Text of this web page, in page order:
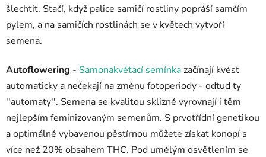
šlechtit. Stačí, když palice samičí rostliny popráší samčím
pylem, a na samičích rostlinách se v květech vytvoří
semena.
Autoflowering - Samonakvétací semínkazačínají kvést
automaticky a nečekají na změnu fotoperiody - odtud ty
''automaty''. Semena se kvalitou sklizně vyrovnají i těm
nejlepším feminizovaným semenům. S prvotřídní genetikou
a optimálně vybavenou pěstírnou můžete získat konopí s
více než 20% obsahem THC. Pod umělým osvětlením se